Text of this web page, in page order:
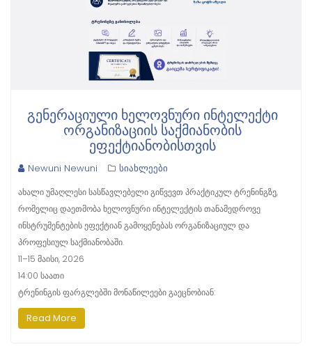
ᲒᲔᲜᲔᲠᲐᲪᲘᲣᲚᲘ ᲮᲔᲚᲝᲕᲜᲣᲠᲘ ᲘᲜᲢᲔᲚᲔᲥᲢᲘ
ᲝᲠᲒᲐᲜᲘᲖᲐᲪᲘᲘᲡ ᲡᲐᲥᲛᲘᲐᲜᲝᲑᲘᲡ
ᲔᲤᲔᲥᲢᲘᲐᲜᲝᲑᲘᲡᲗᲕᲘᲡ
Newuni Newuni სიახლეები
ახალი უმაღლესი სასწავლებელი გიწვევთ პრაქტიკულ ტრენინგზე,
რომელიც დაეთმობა ხელოვნური ინტელექტის თანამედროვე
ინსტრუმენტების ეფექტიან გამოყენებას ორგანიზაციულ და
პროფესიულ საქმიანობაში.
11–15 მაისი, 2026
14:00 საათი
ტრენინგის ფარგლებში მონაწილეები გაეცნობიან:
Read More